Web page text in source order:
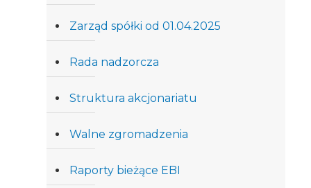
Zarząd spółki od 01.04.2025
Rada nadzorcza
Struktura akcjonariatu
Walne zgromadzenia
Raporty bieżące EBI